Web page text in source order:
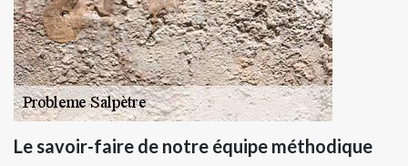
Le savoir-faire de notre équipe méthodique